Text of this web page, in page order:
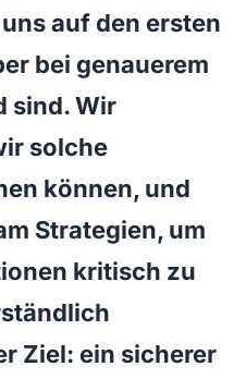
auf den ersten
bei genauerem
sind. Wir
solche
können, und
Strategien, um
kritisch zu
Ziel: ein sicherer